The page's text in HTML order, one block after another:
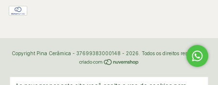
Copyright Pina Cerâmica - 37699383000148 - 2026. Todos os direitos reservados.